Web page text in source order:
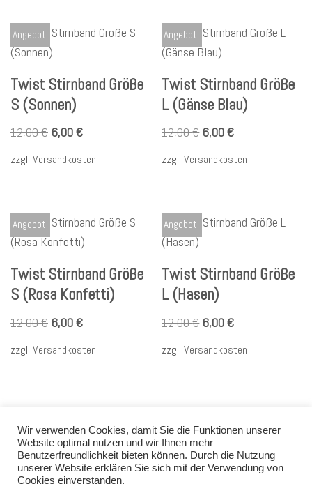
Angebot!
Twist Stirnband Größe
S (Sonnen)
12,00€ 6,00€
zzgl. Versandkosten
Angebot!
Twist Stirnband Größe
L (Gänse Blau)
12,00€ 6,00€
zzgl.Versandkosten
Angebot!
Twist Stirnband Größe
S (Rosa Konfetti)
12,00€ 6,00€
zzgl. Versandkosten
Angebot!
Twist Stirnband Größe
L (Hasen)
12,00€ 6,00€
zzgl.Versandkosten
Datenschutz AGB Impressum
Kontakt
Wir verwenden Cookies, damit Sie die Funktionen unserer
Website optimal nutzen und wir Ihnen mehr
Benutzerfreundlichkeit bieten können. Durch die Nutzung
unserer Website erklären Sie sich mit der Verwendung von
Cookies einverstanden.